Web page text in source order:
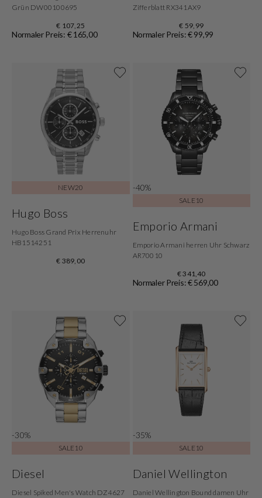
Grün DW00100695
€ 107,25
Normaler Preis: € 165,00
Zifferblatt RX341AX9
€ 59,99
Normaler Preis: € 99,99
NEW20
Hugo Boss
Hugo Boss Grand Prix Herrenuhr
HB1514251
€ 389,00
-40%
SALE10
Emporio Armani
Emporio Armani herren Uhr Schwarz
AR70010
€ 341,40
Normaler Preis: € 569,00
-30%
SALE10
Diesel
Diesel Spiked Men's Watch DZ4627
-35%
SALE10
Daniel Wellington
Daniel Wellington Bound damen Uhr